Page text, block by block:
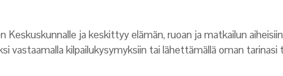
ja keskittyy elämän, ruoan ja matkailun
vastaamalla kilpailukysymyksiin tai lähettämällä oman tarinasi